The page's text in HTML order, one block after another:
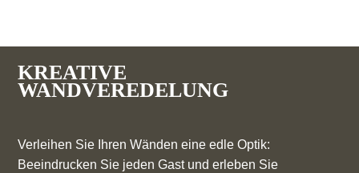
KREATIVE
WANDVEREDELUNG
Verleihen Sie Ihren Wänden eine edle Optik:
Beeindrucken Sie jeden Gast und erleben Sie